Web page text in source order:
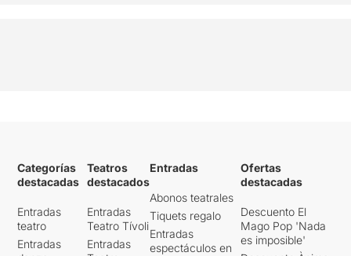
Categorías
destacadas
Entradas
teatro
Entradas
Teatros
destacados
Entradas
Teatro Tívoli
Entradas
Entradas
Abonos teatrales
Tiquets regalo
Entradas
espectáculos en
Ofertas
destacadas
Descuento El
Mago Pop 'Nada
es imposible'